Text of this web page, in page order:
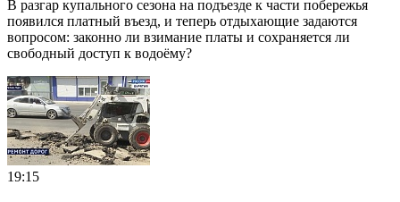
В разгар купального сезона на подъезде к части побережья
появился платный въезд, и теперь отдыхающие задаются
вопросом: законно ли взимание платы и сохраняется ли
свободный доступ к водоёму?
19:15